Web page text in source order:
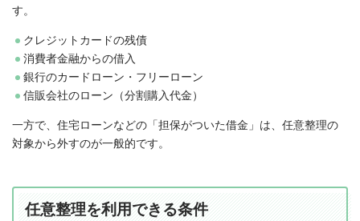
す。
クレジットカードの残債
消費者金融からの借入
銀行のカードローン・フリーローン
信販会社のローン（分割購入代金）
一方で、住宅ローンなどの「担保がついた借金」は、任意整理の
対象から外すのが一般的です。
任意整理を利用できる条件